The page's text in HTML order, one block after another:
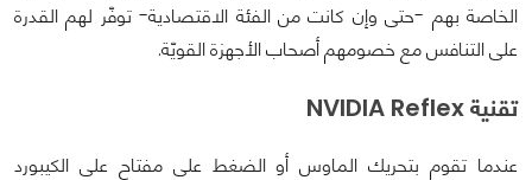
الخاصة بهم -حتى وإن كانت من الفئة الاقتصادية- توفّر لهم القدرة
على التنافس مع خصومهم أصحاب الأجهزة القويّة.
تقنية NVIDIA Reflex
عندما تقوم بتحريك الماوس أو الضغط على مفتاح على الكيبورد